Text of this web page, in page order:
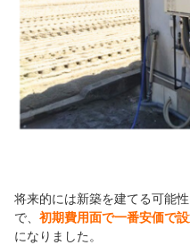
将来的には新築を建てる可能
で、 初期費用面で一番安価で
になりました。